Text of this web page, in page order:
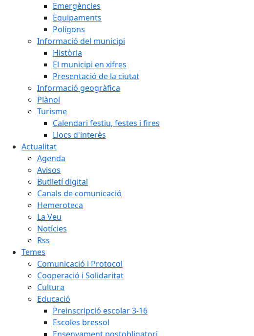
Emergències
Equipaments
Polígons
Informació del municipi
Història
El municipi en xifres
Presentació de la ciutat
Informació geogràfica
Plànol
Turisme
Calendari festiu, festes i fires
Llocs d'interès
Actualitat
Agenda
Avisos
Butlletí digital
Canals de comunicació
Hemeroteca
La Veu
Notícies
Rss
Temes
Comunicació i Protocol
Cooperació i Solidaritat
Cultura
Educació
Preinscripció escolar 3-16
Escoles bressol